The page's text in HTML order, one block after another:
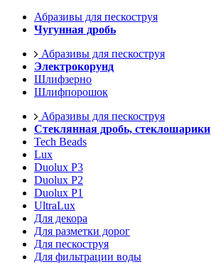
Абразивы для пескоструя
Чугунная дробь
Абразивы для пескоструя
Электрокорунд
Шлифзерно
Шлифпорошок
Абразивы для пескоструя
Стеклянная дробь, стеклошарики
Tech Beads
Lux
Duolux P3
Duolux P2
Duolux P1
UltraLux
Для декора
Для разметки дорог
Для пескоструя
Для фильтрации воды